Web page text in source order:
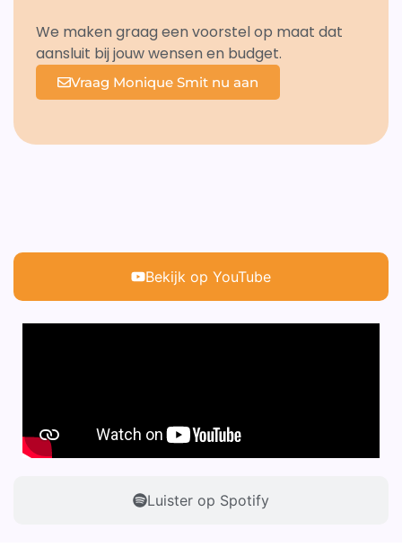
We maken graag een voorstel op maat dat
aansluit bij jouw wensen en budget.
Vraag Monique Smit nu aan
Bekijk op YouTube
Luister op Spotify